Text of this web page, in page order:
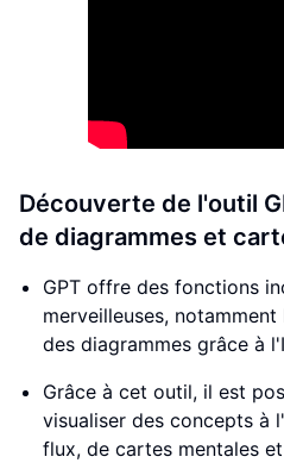
Découverte de l'outil
de diagrammes et
GPT offre des fonctions
merveilleuses,
des diagrammes grâce à
Grâce à cet outil, il est
visualiser des concepts à
flux, de cartes mentales